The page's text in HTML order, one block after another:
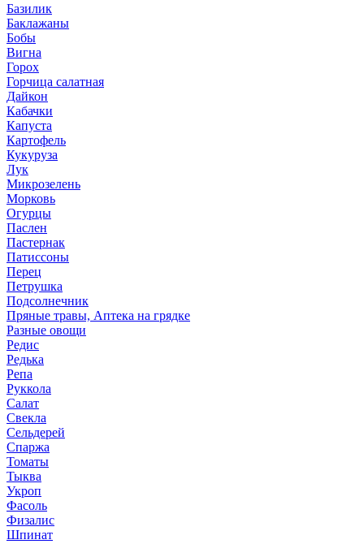
Базилик
Баклажаны
Бобы
Вигна
Горох
Горчица салатная
Дайкон
Кабачки
Капуста
Картофель
Кукуруза
Лук
Микрозелень
Морковь
Огурцы
Паслен
Пастернак
Патиссоны
Перец
Петрушка
Подсолнечник
Пряные травы, Аптека на грядке
Разные овощи
Редис
Редька
Репа
Руккола
Салат
Свекла
Сельдерей
Спаржа
Томаты
Тыква
Укроп
Фасоль
Физалис
Шпинат